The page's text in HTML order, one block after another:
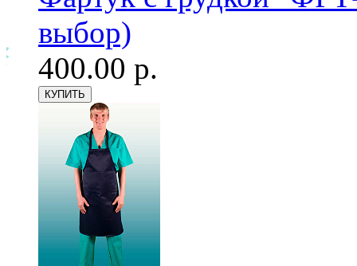
выбор)
400.00 р.